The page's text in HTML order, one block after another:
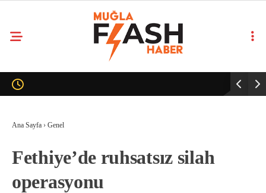
Ana Sayfa › Genel
Fethiye’de ruhsatsız silah
operasyonu